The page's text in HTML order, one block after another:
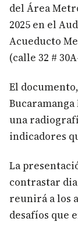
del Área
2025 en el
Acueducto
(calle 32 #
El
una
indicadores
La
contrastar
reunirá a los
desafíos que